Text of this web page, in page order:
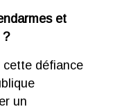
et
?
défiance
un